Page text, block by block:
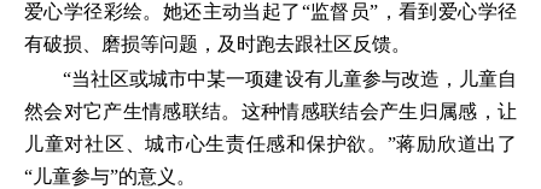
爱心学径彩绘。她还主动当起了“监督员”，看到爱心学径
有破损、磨损等问题，及时跑去跟社区反馈。
“当社区或城市中某一项建设有儿童参与改造，儿童自
然会对它产生情感联结。这种情感联结会产生归属感，让
儿童对社区、城市心生责任感和保护欲。”蒋励欣道出了
“儿童参与”的意义。